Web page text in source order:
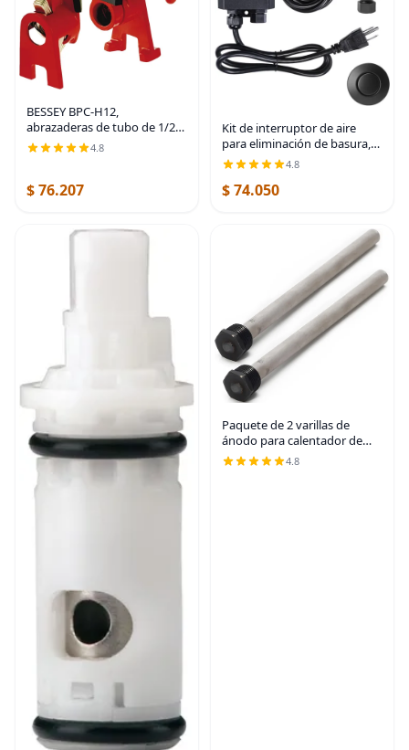
BESSEY BPC-H12,
abrazaderas de tubo de 1/2
pulgada estilo H -
Increíblemente versátiles,
abrazadera de taller
4.8
$ 76.207
Kit de interruptor de aire
para eliminación de basura,
doble salida, desagüe de
fregadero, acero inoxidable
negro, botón de
4.8
$ 74.050
Paquete de 2 varillas de
ánodo para calentador de
agua para RV, varilla de
ánodo para calentadores de
4.8